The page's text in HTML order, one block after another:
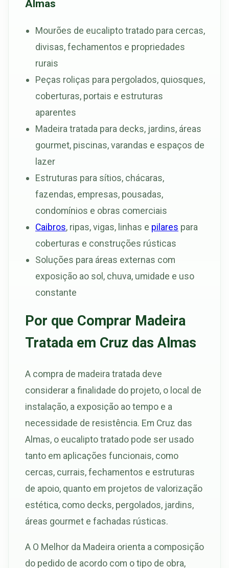
Almas
Mourões de eucalipto tratado para cercas,
divisas, fechamentos e propriedades
rurais
Peças roliças para pergolados, quiosques,
coberturas, portais e estruturas
aparentes
Madeira tratada para decks, jardins, áreas
gourmet, piscinas, varandas e espaços de
lazer
Estruturas para sítios, chácaras,
fazendas, empresas, pousadas,
condomínios e obras comerciais
Caibros, ripas, vigas, linhas e pilares para
coberturas e construções rústicas
Soluções para áreas externas com
exposição ao sol, chuva, umidade e uso
constante
Por que Comprar Madeira
Tratada em Cruz das Almas
A compra de madeira tratada deve
considerar a finalidade do projeto, o local de
instalação, a exposição ao tempo e a
necessidade de resistência. Em Cruz das
Almas, o eucalipto tratado pode ser usado
tanto em aplicações funcionais, como
cercas, currais, fechamentos e estruturas
de apoio, quanto em projetos de valorização
estética, como decks, pergolados, jardins,
áreas gourmet e fachadas rústicas.
A O Melhor da Madeira orienta a composição
do pedido de acordo com o tipo de obra,